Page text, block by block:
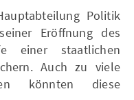
Politik
Eröffnung des
einer staatlichen
Auch zu viele
könnten diese